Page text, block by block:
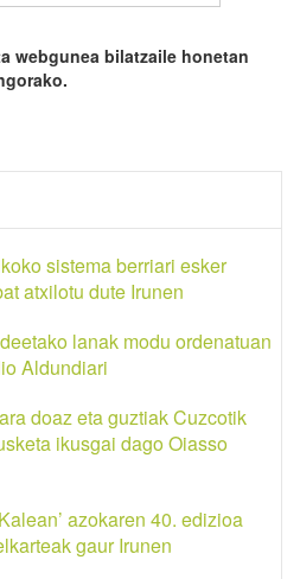
webgunea bilatzaile honetan
sistema berriari esker
atxilotu dute Irunen
lanak modu ordenatuan
Aldundiari
doaz eta guztiak Cuzcotik
ikusgai dago Oiasso
azokaren 40. edizioa
gaur Irunen